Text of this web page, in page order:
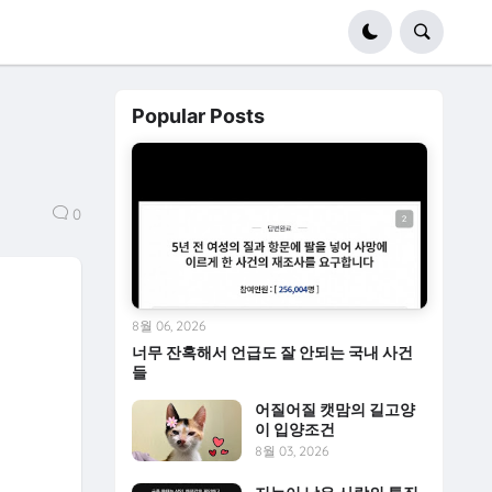
0
Popular Posts
너무 잔혹해서 언급도 잘 안되는 국내 사건
들
8월 06, 2026
어질어질 캣맘의 길고양
이 입양조건
8월 03, 2026